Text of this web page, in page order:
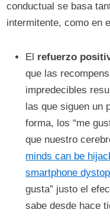
conductual se basa
intermitente, como en
El refuerzo
que las
impredecibles
las que siguen un
forma, los “me
que nuestro
minds can be
smartphone
gusta” justo el
sabe desde hace